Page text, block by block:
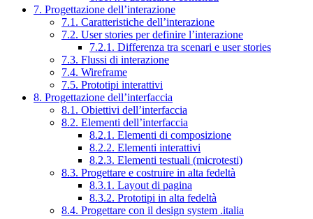
7. Progettazione dell’interazione
7.1. Caratteristiche dell’interazione
7.2. User stories per definire l’interazione
7.2.1. Differenza tra scenari e user stories
7.3. Flussi di interazione
7.4. Wireframe
7.5. Prototipi interattivi
8. Progettazione dell’interfaccia
8.1. Obiettivi dell’interfaccia
8.2. Elementi dell’interfaccia
8.2.1. Elementi di composizione
8.2.2. Elementi interattivi
8.2.3. Elementi testuali (microtesti)
8.3. Progettare e costruire in alta fedeltà
8.3.1. Layout di pagina
8.3.2. Prototipi in alta fedeltà
8.4. Progettare con il design system .italia